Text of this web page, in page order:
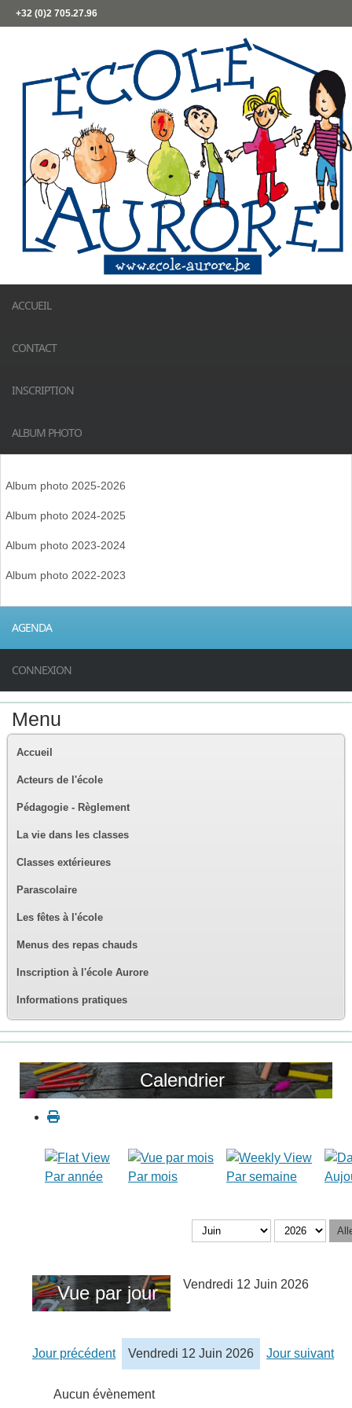
+32 (0)2 705.27.96
ACCUEIL
CONTACT
INSCRIPTION
ALBUM PHOTO
Album photo 2025-2026
Album photo 2024-2025
Album photo 2023-2024
Album photo 2022-2023
AGENDA
CONNEXION
Menu
Accueil
Acteurs de l'école
Pédagogie - Règlement
La vie dans les classes
Classes extérieures
Parascolaire
Les fêtes à l'école
Menus des repas chauds
Inscription à l'école Aurore
Informations pratiques
Calendrier
Par année Par mois Par semaine
Vue par jour Vendredi 12 Juin 2026
Jour précédent Vendredi 12 Juin 2026 Jour suivant
Aucun évènement